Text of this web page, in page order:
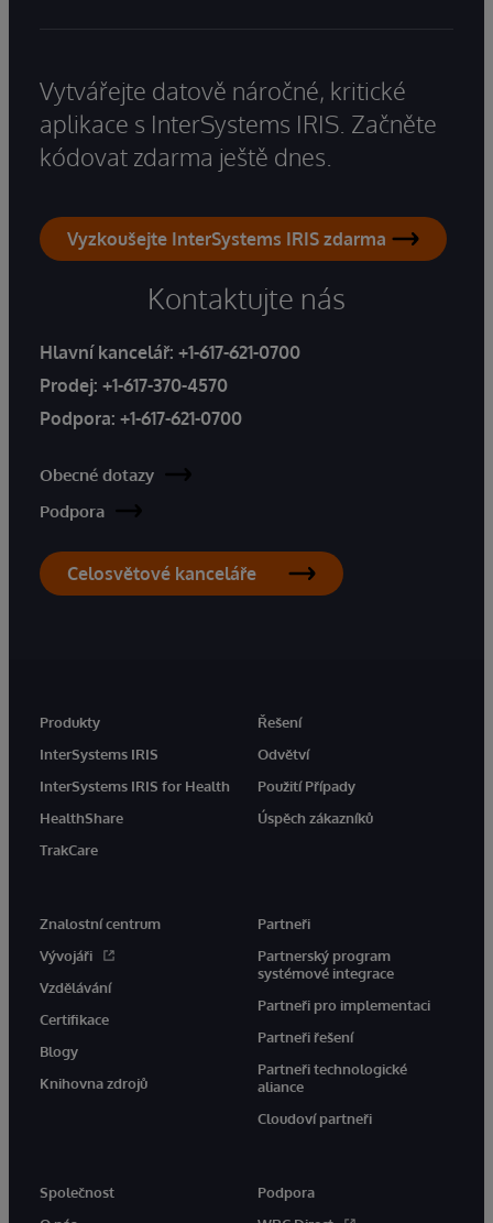
Vytvářejte datově náročné, kritické
aplikace s InterSystems IRIS. Začněte
kódovat zdarma ještě dnes.
Vyzkoušejte InterSystems IRIS zdarma
Kontaktujte nás
Hlavní kancelář: +1-617-621-0700
Prodej: +1-617-370-4570
Podpora: +1-617-621-0700
Obecné dotazy
Podpora
Celosvětové kanceláře
Produkty
InterSystems IRIS
InterSystems IRIS for Health
HealthShare
TrakCare
Řešení
Odvětví
Použití Případy
Úspěch zákazníků
Znalostní centrum
Vývojáři
Vzdělávání
Certifikace
Blogy
Knihovna zdrojů
Partneři
Partnerský program
systémové integrace
Partneři pro implementaci
Partneři řešení
Partneři technologické
aliance
Cloudoví partneři
Společnost
Podpora